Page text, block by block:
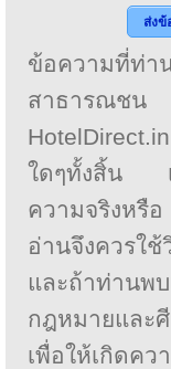
ส่งข้
ข้อความที่ท่า
สาธารณชน
ใดๆทั้งสิ้น เ
ความจริงหรื
อ่านจึงควรใ
และถ้าท่านพ
กฎหมายและ
เพื่อให้เกิดค